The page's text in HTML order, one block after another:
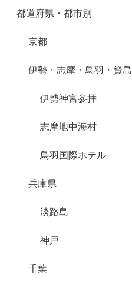
都道府県・都市別
京都
伊勢・志摩・鳥羽・賢島
伊勢神宮参拝
志摩地中海村
鳥羽国際ホテル
兵庫県
淡路島
神戸
千葉